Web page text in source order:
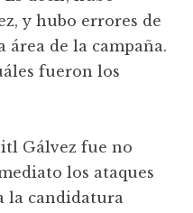
y hubo errores de
área de la campaña.
fueron los
Gálvez fue no
los ataques
la candidatura